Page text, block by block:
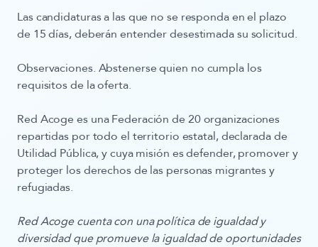
Las candidaturas a las que no se responda en el plazo
de 15 días, deberán entender desestimada su solicitud.
Observaciones. Abstenerse quien no cumpla los
requisitos de la oferta.
Red Acoge es una Federación de 20 organizaciones
repartidas por todo el territorio estatal, declarada de
Utilidad Pública, y cuya misión es defender, promover y
proteger los derechos de las personas migrantes y
refugiadas.
Red Acoge cuenta con una política de igualdad y
diversidad que promueve la igualdad de oportunidades